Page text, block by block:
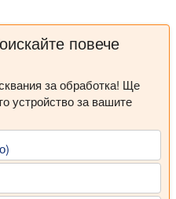
повече
за обработка! Ще
устройство за вашите